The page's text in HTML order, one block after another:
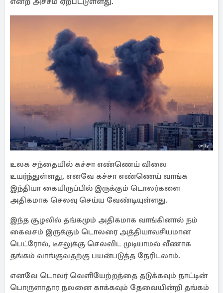
உலக சந்தையில் கச்சா எண்ணெய் விலை
உயர்ந்துள்ளது, எனவே கச்சா எண்ணெய் வாங்க
இந்தியா கையிருப்பில் இருக்கும் டொலர்களை
அதிகமாக செலவு செய்ய வேண்டியுள்ளது.
இந்த சூழலில் தங்கமும் அதிகமாக வாங்கினால் நம்
கைவசம் இருக்கும் டொலரை அத்தியாவசியமான
பெட்ரோல், டீசலுக்கு செலவிட முடியாமல் வீணாக
தங்கம் வாங்குவதற்கு பயன்படுத்த நேரிடலாம்.
எனவே டொலர் வெளியேற்றத்தை தடுக்கவும் நாட்டின்
பொருளாதார நலனை காக்கவும் தேவையின்றி தங்கம்